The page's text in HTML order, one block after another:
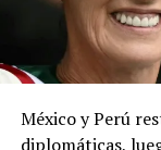
por lo que pidió
información
meteorológicas.
Las autoridades
México y Perú
diplomáticas,